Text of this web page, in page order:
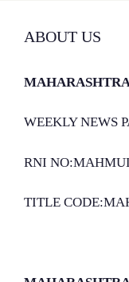
ABOUT US
WEEKLY NEWS
RNI
TITLE